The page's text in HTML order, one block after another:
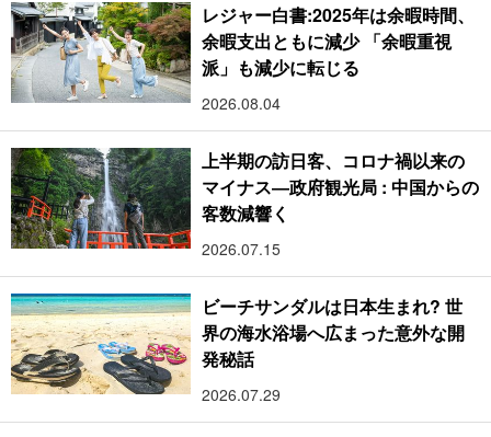
レジャー白書:2025年は余暇時間、
余暇支出ともに減少 「余暇重視
派」も減少に転じる
2026.08.04
上半期の訪日客、コロナ禍以来の
マイナス―政府観光局 : 中国からの
客数減響く
2026.07.15
ビーチサンダルは日本生まれ? 世
界の海水浴場へ広まった意外な開
発秘話
2026.07.29